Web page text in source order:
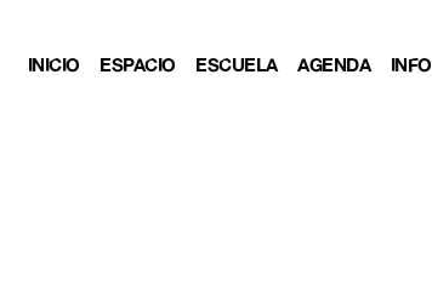
INICIO ESPACIO ESCUELA AGENDA INFO